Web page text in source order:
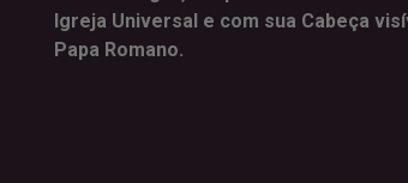
Igreja Universal e com sua Cabeça
Papa Romano.